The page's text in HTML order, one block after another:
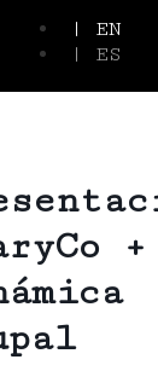
| EN
| ES
+